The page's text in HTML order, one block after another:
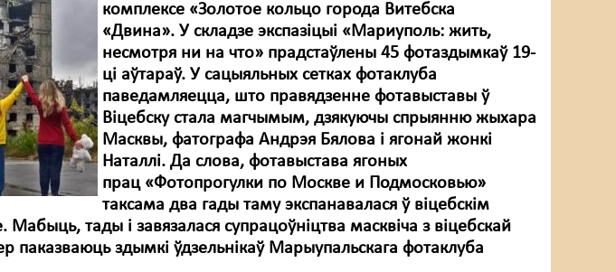
комплексе «Золотое кольцо города Витебска
«Двина». У складзе экспазіцыі «Мариуполь: жить,
несмотря ни на что» прадстаўлены 45 фотаздымкаў 19-
ці аўтараў. У сацыяльных сетках фотаклуба
паведамляецца, што правядзенне фотавыставы ў
Віцебску стала магчымым, дзякуючы спрыянню жыхара
Масквы, фатографа Андрэя Бялова і ягонай жонкі
Наталлі. Да слова, фотавыстава ягоных
прац «Фотопрогулки по Москве и Подмосковью»
таксама два гады таму экспанавалася ў віцебскім
Мабыць, тады і завязалася супрацоўніцтва масквіча з віцебскай
паказваюць здымкі ўдзельнікаў Марыупальскага фотаклуба